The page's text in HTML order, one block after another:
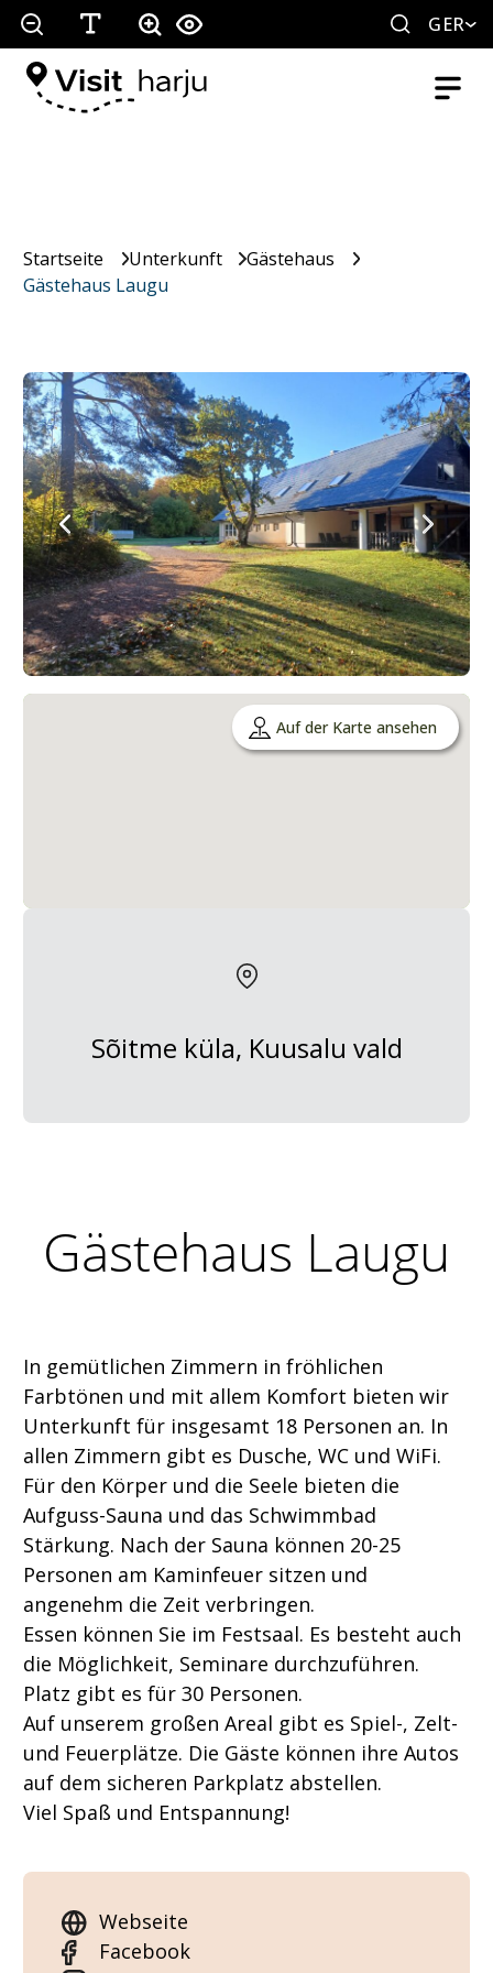
GER
Startseite Unterkunft
Gästehaus
Gästehaus Laugu
Auf der Karte ansehen
Sõitme küla, Kuusalu vald
Gästehaus Laugu
In gemütlichen Zimmern in fröhlichen
Farbtönen und mit allem Komfort bieten wir
Unterkunft für insgesamt 18 Personen an. In
allen Zimmern gibt es Dusche, WC und WiFi.
Für den Körper und die Seele bieten die
Aufguss-Sauna und das Schwimmbad
Stärkung. Nach der Sauna können 20-25
Personen am Kaminfeuer sitzen und
angenehm die Zeit verbringen.
Essen können Sie im Festsaal. Es besteht auch
die Möglichkeit, Seminare durchzuführen.
Platz gibt es für 30 Personen.
Auf unserem großen Areal gibt es Spiel-, Zelt-
und Feuerplätze. Die Gäste können ihre Autos
auf dem sicheren Parkplatz abstellen.
Viel Spaß und Entspannung!
Webseite
Facebook